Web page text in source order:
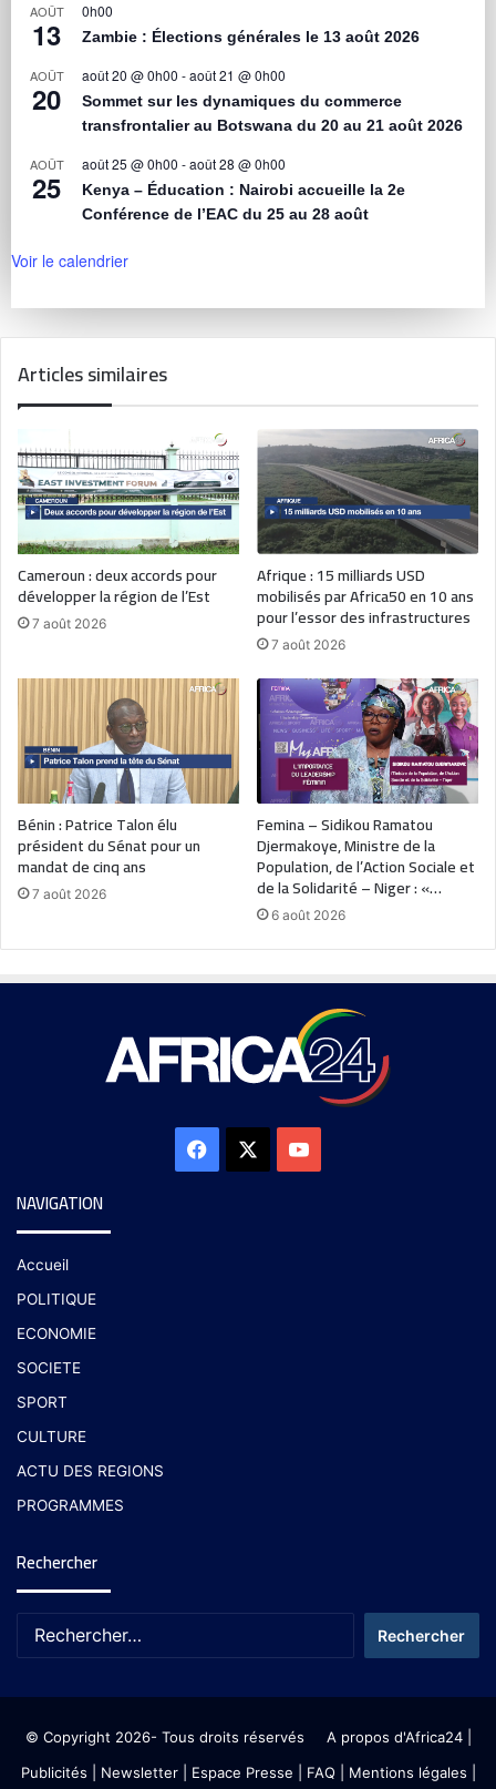
AOÛT
13
0h00
Zambie : Élections générales le 13 août 2026
AOÛT
20
août 20 @ 0h00 -août 21 @ 0h00
Sommet sur les dynamiques du commerce
transfrontalier au Botswana du 20 au 21 août 2026
AOÛT
25
août 25 @ 0h00 -août 28 @ 0h00
Kenya – Éducation : Nairobi accueille la 2e
Conférence de l’EAC du 25 au 28 août
Voir le calendrier
Articles similaires
Cameroun : deux accords pour
développer la région de l’Est
7 août 2026
Afrique : 15 milliards USD
mobilisés par Africa50 en 10 ans
pour l’essor des infrastructures
7 août 2026
Bénin : Patrice Talon élu
président du Sénat pour un
mandat de cinq ans
7 août 2026
Femina – Sidikou Ramatou
Djermakoye, Ministre de la
Population, de l’Action Sociale et
de la Solidarité – Niger : «…
6 août 2026
NAVIGATION
Accueil
POLITIQUE
ECONOMIE
SOCIETE
SPORT
CULTURE
ACTU DES REGIONS
PROGRAMMES
Rechercher
© Copyright 2026- Tous droits réservés A propos d'Africa24|
Publicités
Newsletter| Espace Presse | FAQ | Mentions légales